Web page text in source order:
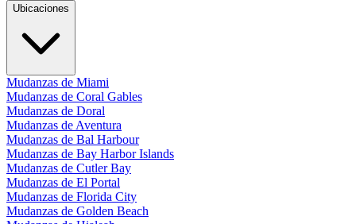
Ubicaciones
Mudanzas de Miami
Mudanzas de Coral Gables
Mudanzas de Doral
Mudanzas de Aventura
Mudanzas de Bal Harbour
Mudanzas de Bay Harbor Islands
Mudanzas de Cutler Bay
Mudanzas de El Portal
Mudanzas de Florida City
Mudanzas de Golden Beach